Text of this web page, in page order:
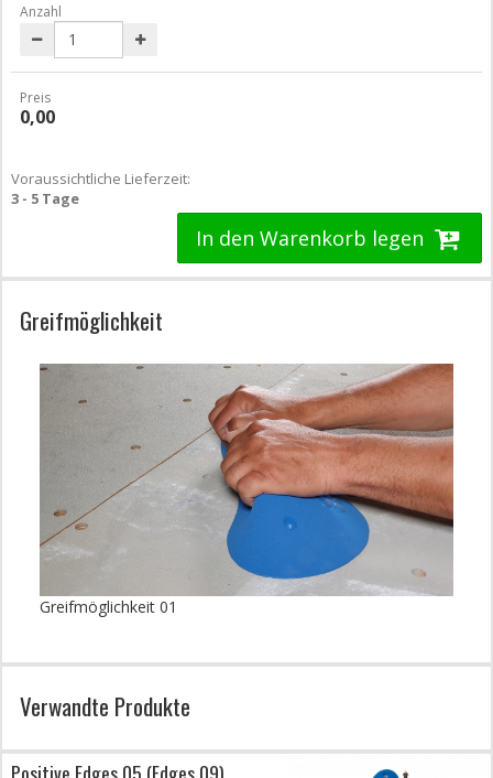
Anzahl
Preis
0,00
Voraussichtliche Lieferzeit:
3 - 5 Tage
In den Warenkorb legen
Greifmöglichkeit
Greifmöglichkeit 01
Verwandte Produkte